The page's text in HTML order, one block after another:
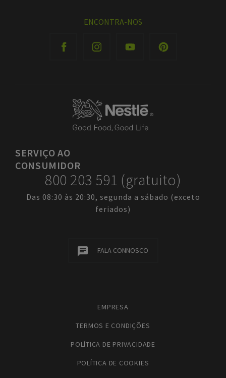
ENCONTRA-NOS
SERVIÇOAO
CONSUMIDOR
800 203 591 (gratuito)
Das 08:30 às 20:30, segunda a sábado (exceto
feriados)
FALA CONNOSCO
EMPRESA
TERMOS E CONDIÇÕES
POLÍTICA DE PRIVACIDADE
POLÍTICA DE COOKIES